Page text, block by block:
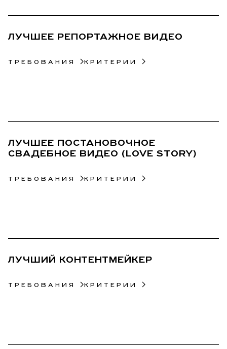
ЛУЧШЕЕ РЕПОРТАЖНОЕ ВИДЕО
ТРЕБОВАНИЯ КРИТЕРИИ
ЛУЧШЕЕ ПОСТАНОВОЧНОЕ
СВАДЕБНОЕ ВИДЕО (LOVE STORY)
ТРЕБОВАНИЯ КРИТЕРИИ
ЛУЧШИЙ КОНТЕНТМЕЙКЕР
ТРЕБОВАНИЯ КРИТЕРИИ